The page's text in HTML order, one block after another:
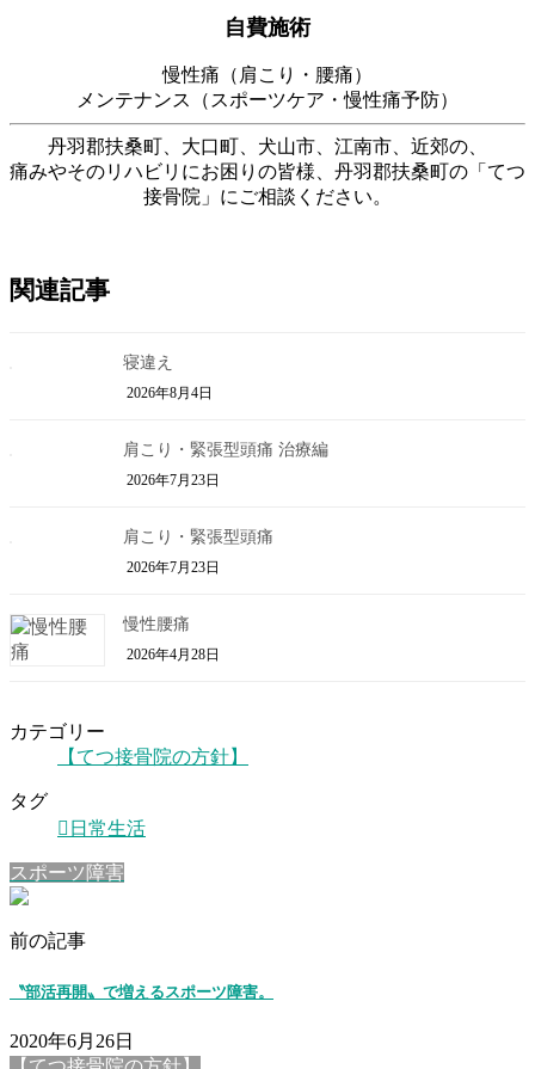
自費施術
慢性痛（肩こり・腰痛）
メンテナンス（スポーツケア・慢性痛予防）
丹羽郡扶桑町、大口町、犬山市、江南市、近郊の、
痛みやそのリハビリにお困りの皆様、丹羽郡扶桑町の「てつ
接骨院」にご相談ください。
関連記事
寝違え
2026年8月4日
肩こり・緊張型頭痛 治療編
2026年7月23日
肩こり・緊張型頭痛
2026年7月23日
慢性腰痛
2026年4月28日
カテゴリー
【てつ接骨院の方針】
タグ
日常生活
スポーツ障害
前の記事
〝部活再開〟で増えるスポーツ障害。
2020年6月26日